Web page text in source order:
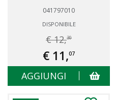
041797010
DISPONIBILE
€ 12,30
€ 11,07
AGGIUNGI